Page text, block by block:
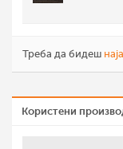
Треба да бидеш
Користени